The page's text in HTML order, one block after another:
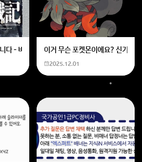
거에요
다 - 비행 마법 저격 여자 기억하기로는 위의 내
이거 무슨 포켓몬이에요? 신기하
2025.12.01